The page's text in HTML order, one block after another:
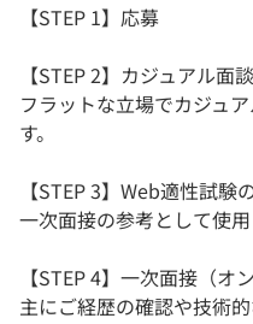
【STEP 1】応募
【STEP 2】カジュアル面談
フラットな立場でカジュ
す。
【STEP 3】Web適性試験
一次面接の参考として使用
【STEP 4】一次面接（オ
主にご経歴の確認や技術